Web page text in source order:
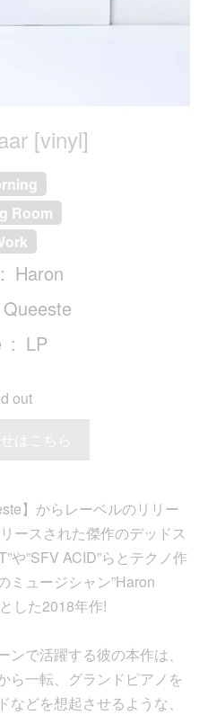
[vinyl]
Room
Haron
Queeste
LP
out
せはこちら
】からレーベルのリリー
ースされた傑作のデッドス
や”SFV ACID”らとテクノ作
ミュージシャン”Haron
した2018年作!
で活躍する彼の本作は、
ら一転、グランドピアノを
どを想起させるような、